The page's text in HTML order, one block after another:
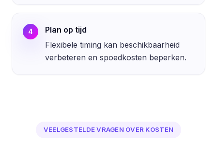
4
Plan op tijd
Flexibele timing kan beschikbaarheid
verbeteren en spoedkosten beperken.
VEELGESTELDE VRAGEN OVER KOSTEN